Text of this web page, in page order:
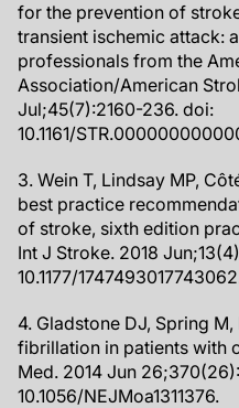
for the prevention of
transient ischemic attack:
professionals from the
Association/American
Jul;45(7):2160-236. doi:
10.1161/
3. Wein T, Lindsay MP,
best practice
of stroke, sixth edition
Int J Stroke. 2018
10.1177/
4. Gladstone DJ, Spring
fibrillation in patients with
Med. 2014 Jun
10.1056/NEJMoa1311376.